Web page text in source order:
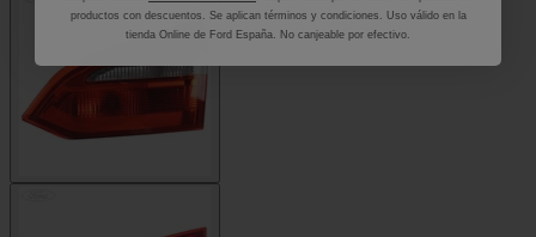
productos con descuentos. Se aplican términos y condiciones. Uso válido en la
tienda Online de Ford España. No canjeable por efectivo.